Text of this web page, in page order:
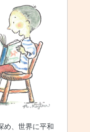
め、世界に平和